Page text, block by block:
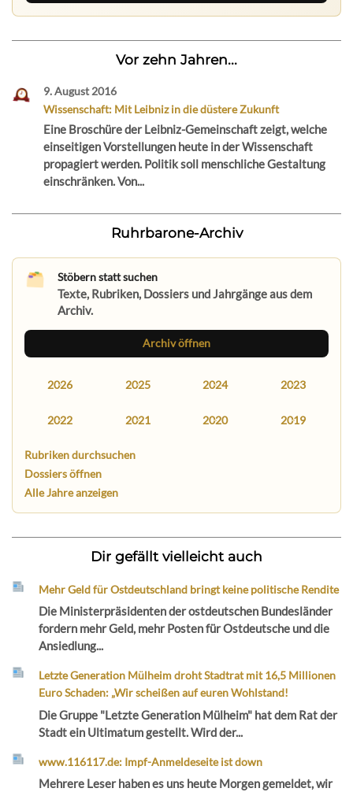
Vor zehn Jahren...
9. August 2016
Wissenschaft: Mit Leibniz in die düstere Zukunft
Eine Broschüre der Leibniz-Gemeinschaft zeigt, welche
einseitigen Vorstellungen heute in der Wissenschaft
propagiert werden. Politik soll menschliche Gestaltung
einschränken. Von...
Ruhrbarone-Archiv
Stöbern statt suchen
Texte, Rubriken, Dossiers und Jahrgänge aus dem
Archiv.
Archiv öffnen
2026 2025 2024 2023
2022 2021 2020 2019
Rubriken durchsuchen
Dossiers öffnen
Alle Jahre anzeigen
Dir gefällt vielleicht auch
Mehr Geld für Ostdeutschland bringt keine politische Rendite
Die Ministerpräsidenten der ostdeutschen Bundesländer
fordern mehr Geld, mehr Posten für Ostdeutsche und die
Ansiedlung...
Letzte Generation Mülheim droht Stadtrat mit 16,5 Millionen
Euro Schaden: „Wir scheißen auf euren Wohlstand!
Die Gruppe "Letzte Generation Mülheim" hat dem Rat der
Stadt ein Ultimatum gestellt. Wird der...
www.116117.de: Impf-Anmeldeseite ist down
Mehrere Leser haben es uns heute Morgen gemeldet, wir